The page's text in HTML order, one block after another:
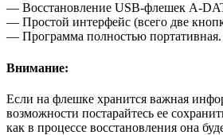
— Восстановление USB-флешек A-
— Простой интерфейс (всего две
— Программа полностью портативная.
Внимание:
Если на флешке хранится важная
возможности постарайтесь ее
как в процессе восстановления она